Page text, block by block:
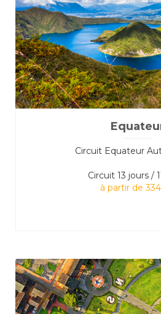
Circuit Equateur
Circuit 13 jours /
à partir de